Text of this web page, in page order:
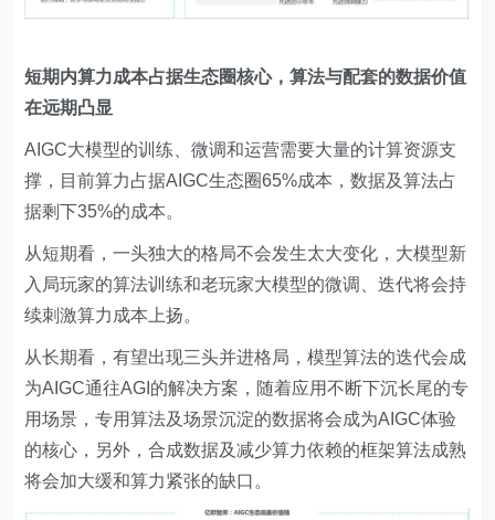
短期内算力成本占据生态圈核心，算法与配套的数据价值
在远期凸显
AIGC大模型的训练、微调和运营需要大量的计算资源支
撑，目前算力占据AIGC生态圈65%成本，数据及算法占
据剩下35%的成本。
从短期看，一头独大的格局不会发生太大变化，大模型新
入局玩家的算法训练和老玩家大模型的微调、迭代将会持
续刺激算力成本上扬。
从长期看，有望出现三头并进格局，模型算法的迭代会成
为AIGC通往AGI的解决方案，随着应用不断下沉长尾的专
用场景，专用算法及场景沉淀的数据将会成为AIGC体验
的核心，另外，合成数据及减少算力依赖的框架算法成熟
将会加大缓和算力紧张的缺口。